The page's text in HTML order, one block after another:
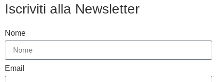
Iscriviti alla Newsletter
Nome
Email